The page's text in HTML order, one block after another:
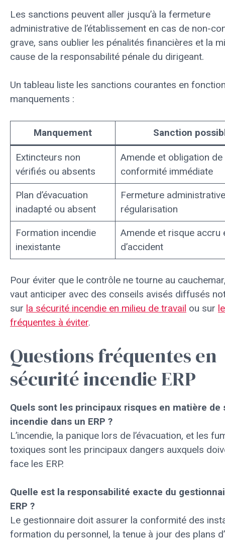
Les sanctions peuvent aller jusqu’à la fermeture
administrative de l’établissement en cas de non-
grave, sans oublier les pénalités financières et la
cause de la responsabilité pénale du dirigeant.
Un tableau liste les sanctions courantes en
manquements :
Manquement Sanction
Extincteurs non
vérifiés ou absents
Amende et obligation de
conformité immédiate
Plan d’évacuation
inadapté ou absent
Fermeture
régularisation
Formation incendie
inexistante
Amende et risque accru
d’accident
Pour éviter que le contrôle ne tourne au
vaut anticiper avec des conseils avisés diffusés
sur la sécurité incendie en milieu de travail ou sur
fréquentes à éviter.
Questions fréquentes en
sécurité incendie ERP
Quels sont les principaux risques en matière de
incendie dans un ERP ?
L’incendie, la panique lors de l’évacuation, et les
toxiques sont les principaux dangers auxquels
face les ERP.
Quelle est la responsabilité exacte du
ERP ?
Le gestionnaire doit assurer la conformité des
formation du personnel, la tenue à jour des plans